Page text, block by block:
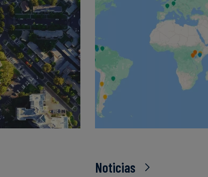
Noticias
English